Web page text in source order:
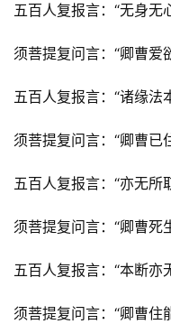
五百人复报言：“无身无
须菩提复问言：“卿曹爱
五百人复报言：“诸缘法
须菩提复问言：“卿曹已
五百人复报言：“亦无所
须菩提复问言：“卿曹死
五百人复报言：“本断亦
须菩提复问言：“卿曹住